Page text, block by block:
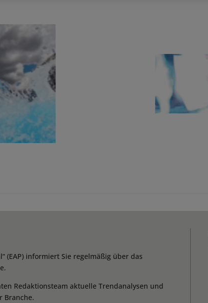
(EAP) informiert Sie regelmäßig über das
Redaktionsteam aktuelle Trendanalysen und
Branche.